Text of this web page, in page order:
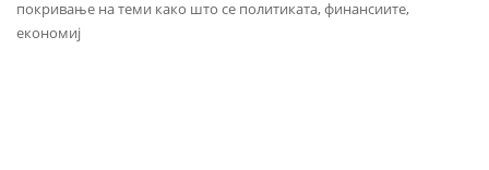
покривање на теми како што се политиката, финансиите,
економиј